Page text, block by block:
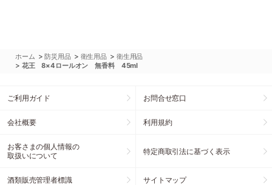
ホーム >防災用品 > 衛生用品 > 衛生用品
> 花王 8×4ロールオン 無香料 45ml
ご利用ガイド お問合せ窓口
会社概要 利用規約
お客さまの個人情報の
取扱いについて
特定商取引法に基づく表示
酒類販売管理者標識 サイトマップ